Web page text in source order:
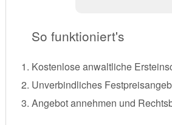
So funktioniert's
Kostenlose anwaltliche
Unverbindliches
Angebot annehmen und